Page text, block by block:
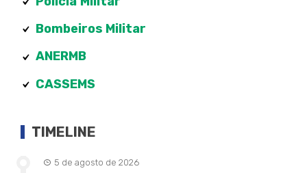
Bombeiros Militar
ANERMB
CASSEMS
TIMELINE
5 de agosto de 2026